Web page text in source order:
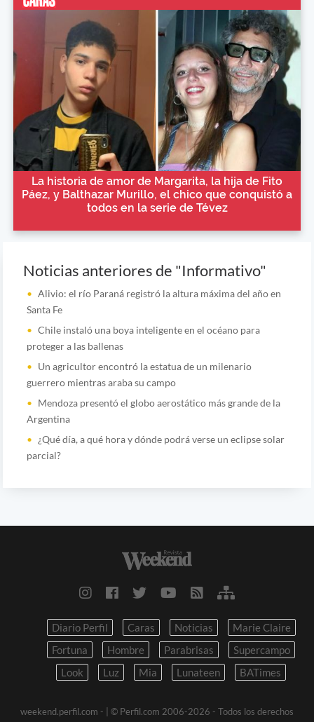
La historia de amor de Margarita, la hija de Fito
Páez, y Balthazar Murillo, el chico que conquistó a
todos en la serie de Tévez
Noticias anteriores de "Informativo"
Alivio: el río Paraná registró la altura máxima del año en
Santa Fe
Chile instaló una boya inteligente en el océano para
proteger a las ballenas
Un agricultor encontró la estatua de un milenario
guerrero mientras araba su campo
Mendoza presentó el globo aerostático más grande de la
Argentina
¿Qué día, a qué hora y dónde podrá verse un eclipse solar
parcial?
Diario Perfil Caras Noticias
Marie Claire
Fortuna
Hombre Parabrisas
Supercampo
Look
Luz Mia Lunateen BATimes
weekend.perfil.com - | © Perfil.com 2006-2026 - Todos los derechos